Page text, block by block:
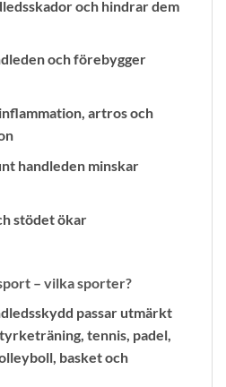
och hindrar dem
och förebygger
artros och
handleden minskar
stödet ökar
– vilka sporter?
passar utmärkt
tennis, padel,
basket och